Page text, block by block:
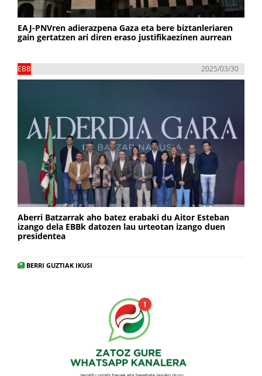
EAJ-PNVren adierazpena Gaza eta bere biztanleriaren
gain gertatzen ari diren eraso justifikaezinen aurrean
EBB 2025/03/30
Aberri Batzarrak aho batez erabaki du Aitor Esteban
izango dela EBBk datozen lau urteotan izango duen
presidentea
BERRI GUZTIAK IKUSI